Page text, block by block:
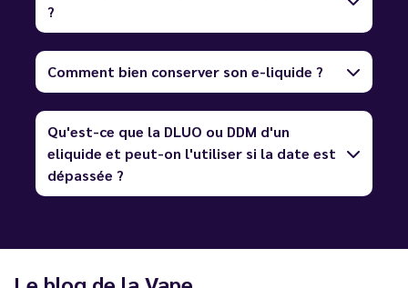
?
Comment bien conserver son e-liquide ?
Qu'est-ce que la DLUO ou DDM d'un
eliquide et peut-on l'utiliser si la date est
dépassée ?